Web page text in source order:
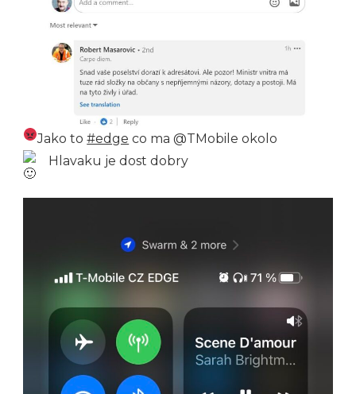
Jako to#edge co ma @TMobile okolo
Hlavaku je dost dobry